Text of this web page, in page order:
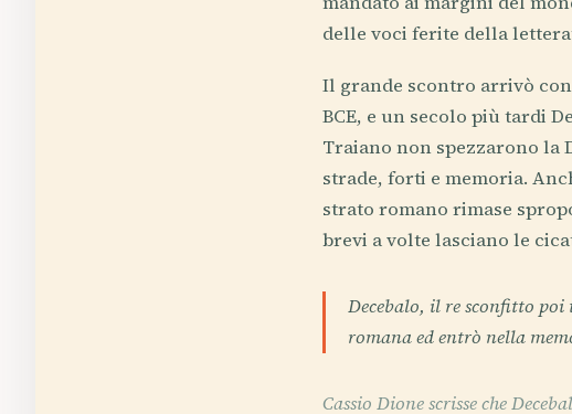
delle voci ferite della
Il grande scontro arrivò
BCE, e un secolo più tardi
Traiano non spezzarono la
strade, forti e memoria.
strato romano rimase
brevi a volte lasciano le
Decebalo, il re sconfitto
romana ed entrò nella
Cassio Dione scrisse che